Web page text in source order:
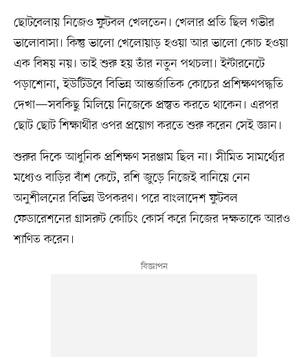
ছোটবেলায় নিজেও ফুটবল খেলতেন। খেলার প্রতি ছিল গভীর
ভালোবাসা। কিন্তু ভালো খেলোয়াড় হওয়া আর ভালো কোচ হওয়া
এক বিষয় নয়। তাই শুরু হয় তাঁর নতুন পথচলা। ইন্টারনেটে
পড়াশোনা, ইউটিউবে বিভিন্ন আন্তর্জাতিক কোচের প্রশিক্ষণপদ্ধতি
দেখা—সবকিছু মিলিয়ে নিজেকে প্রস্তুত করতে থাকেন। এরপর
ছোট ছোট শিক্ষার্থীর ওপর প্রয়োগ করতে শুরু করেন সেই জ্ঞান।
শুরুর দিকে আধুনিক প্রশিক্ষণ সরঞ্জাম ছিল না। সীমিত সামর্থ্যের
মধ্যেও বাড়ির বাঁশ কেটে, রশি জুড়ে নিজেই বানিয়ে নেন
অনুশীলনের বিভিন্ন উপকরণ। পরে বাংলাদেশ ফুটবল
ফেডারেশনের গ্রাসরুট কোচিং কোর্স করে নিজের দক্ষতাকে আরও
শাণিত করেন।